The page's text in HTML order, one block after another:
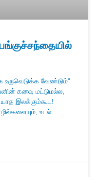
உருவெடுக்க வேண்டும்”
கனவு மட்டுமல்ல,
இலக்கும்கூட!
உடல்